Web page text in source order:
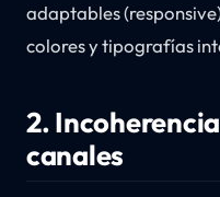
adaptables
colores y tipografías
2.
canales